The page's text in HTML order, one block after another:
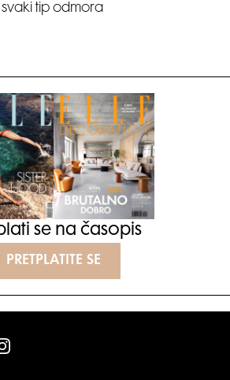
tip odmora
se na časopis
PRETPLATITE SE